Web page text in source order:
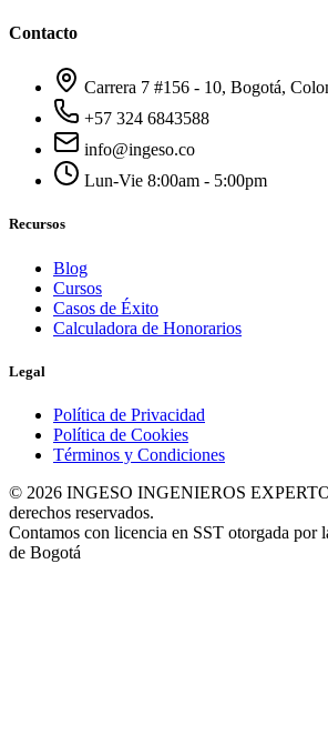
Contacto
Carrera 7 #156 - 10, Bogotá,
+57 324 6843588
info@ingeso.co
Lun-Vie 8:00am - 5:00pm
Recursos
Blog
Cursos
Casos de Éxito
Calculadora de Honorarios
Legal
Política de Privacidad
Política de Cookies
Términos y Condiciones
© 2026 INGESO INGENIEROS
derechos reservados.
Contamos con licencia en SST otorgada por
de Bogotá